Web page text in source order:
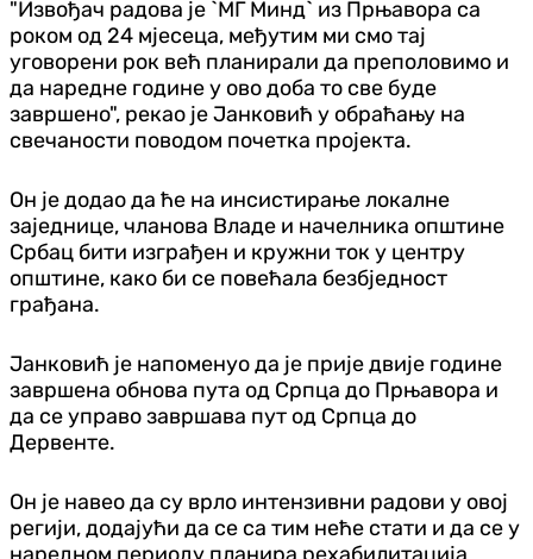
"Извођач радова је `МГ Минд` из Прњавора са
роком од 24 мјесеца, међутим ми смо тај
уговорени рок већ планирали да преполовимо и
да наредне године у ово доба то све буде
завршено", рекао је Јанковић у обраћању на
свечаности поводом почетка пројекта.
Он је додао да ће на инсистирање локалне
заједнице, чланова Владе и начелника општине
Србац бити изграђен и кружни ток у центру
општине, како би се повећала безбједност
грађана.
Јанковић је напоменуо да је прије двије године
завршена обнова пута од Српца до Прњавора и
да се управо завршава пут од Српца до
Дервенте.
Он је навео да су врло интензивни радови у овој
регији, додајући да се са тим неће стати и да се у